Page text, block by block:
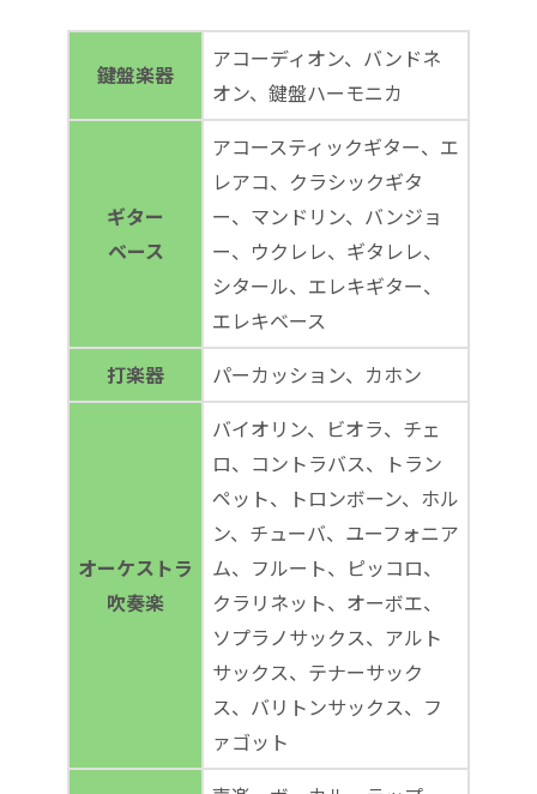
鍵盤楽器
アコーディオン、バンドネ
オン、鍵盤ハーモニカ
ギター
ベース
アコースティックギター、エ
レアコ、クラシックギタ
ー、マンドリン、バンジョ
ー、ウクレレ、ギタレレ、
シタール、エレキギター、
エレキベース
打楽器
パーカッション、カホン
オーケストラ
吹奏楽
バイオリン、ビオラ、チェ
ロ、コントラバス、トラン
ペット、トロンボーン、ホル
ン、チューバ、ユーフォニア
ム、フルート、ピッコロ、
クラリネット、オーボエ、
ソプラノサックス、アルト
サックス、テナーサック
ス、バリトンサックス、フ
ァゴット